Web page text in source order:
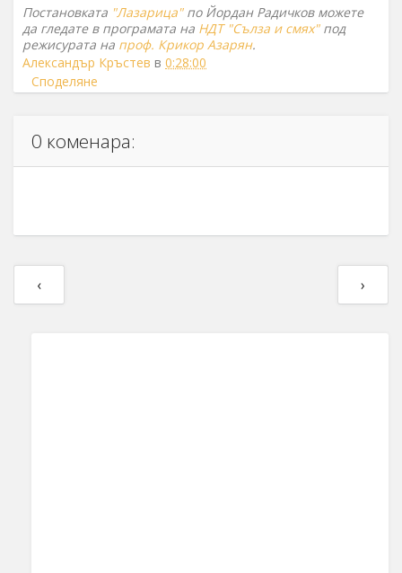
Постановката "Лазарица"по Йордан Радичков можете
да гледате в програмата на НДТ "Сълза и смях"под
режисурата на проф. Крикор Азарян.
Александър Кръстев в 0:28:00
Споделяне
0 коменара:
‹ ›